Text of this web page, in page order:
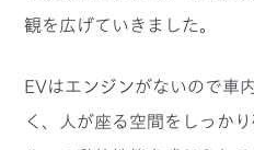
観を広げていきました。
EVはエンジンがないので車
く、人が座る空間をしっか